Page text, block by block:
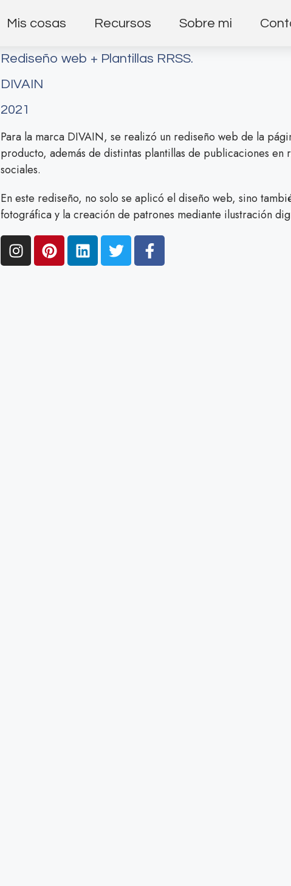
Mis cosas Recursos Sobre mi
Rediseño web + Plantillas RRSS.
DIVAIN
2021
Para la marca DIVAIN, se realizó un rediseño web de la
producto, además de distintas plantillas de publicaciones en
sociales.
En este rediseño, no solo se aplicó el diseño web, sino
fotográfica y la creación de patrones mediante ilustración